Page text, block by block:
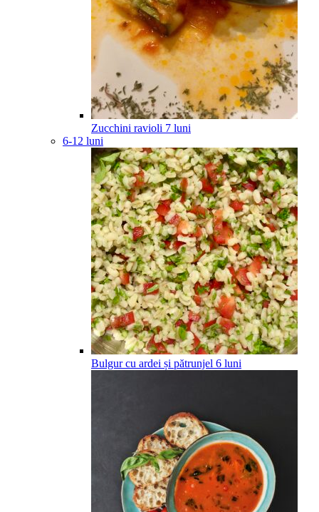
Zucchini ravioli 7 luni
6-12 luni
Bulgur cu ardei și pătrunjel 6 luni